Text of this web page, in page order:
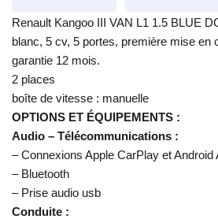
Renault Kangoo III VAN L1 1.5 BLUE
blanc, 5 cv, 5 portes, première mise en
garantie 12 mois.
2 places
boîte de vitesse : manuelle
OPTIONS ET ÉQUIPEMENTS :
Audio – Télécommunications :
– Connexions Apple CarPlay et Android
– Bluetooth
– Prise audio usb
Conduite :